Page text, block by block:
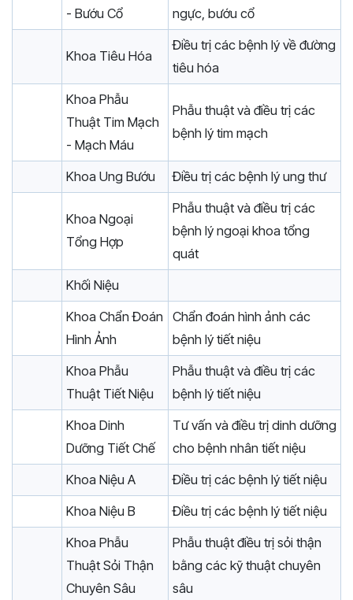
- Bướu Cổ
ngực, bướu cổ
Khoa Tiêu Hóa
Điều trị các bệnh lý về đường
tiêu hóa
Khoa Phẫu
Thuật Tim Mạch
- Mạch Máu
Phẫu thuật và điều trị các
bệnh lý tim mạch
Khoa Ung Bướu Điều trị các bệnh lý ung thư
Khoa Ngoại
Tổng Hợp
Phẫu thuật và điều trị các
bệnh lý ngoại khoa tổng
quát
Khối Niệu
Khoa Chẩn Đoán
Hình Ảnh
Chẩn đoán hình ảnh các
bệnh lý tiết niệu
Khoa Phẫu
Thuật Tiết Niệu
Phẫu thuật và điều trị các
bệnh lý tiết niệu
Khoa Dinh
Dưỡng Tiết Chế
Tư vấn và điều trị dinh dưỡng
cho bệnh nhân tiết niệu
Khoa Niệu A
Điều trị các bệnh lý tiết niệu
Khoa Niệu B
Điều trị các bệnh lý tiết niệu
Khoa Phẫu
Thuật Sỏi Thận
Chuyên Sâu
Phẫu thuật điều trị sỏi thận
bằng các kỹ thuật chuyên
sâu